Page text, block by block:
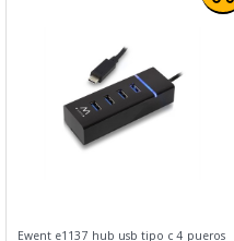
Ewent e1137 hub usb tipo c 4 pueros